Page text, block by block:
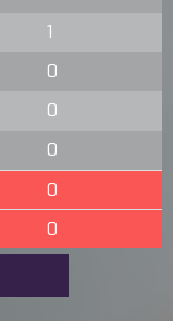
1
0
0
0
0
0